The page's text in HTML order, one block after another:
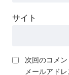
サイト
次回のコメ
メールアド